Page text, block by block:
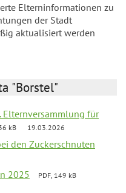
Elterninformationen zu
der Stadt
aktualisiert werden
"Borstel"
für
kB 19.03.2026
den Zuckerschnuten
2025
PDF, 149 kB